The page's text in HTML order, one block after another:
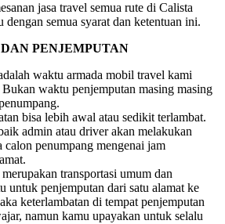
jasa travel semua rute di Calista
dengan semua syarat dan ketentuan ini.
PENJEMPUTAN
waktu armada mobil travel kami
waktu penjemputan masing masing
bisa lebih awal atau sedikit terlambat.
admin atau driver akan melakukan
calon penumpang mengenai jam
transportasi umum dan
untuk penjemputan dari satu alamat ke
keterlambatan di tempat penjemputan
namun kamu upayakan untuk selalu